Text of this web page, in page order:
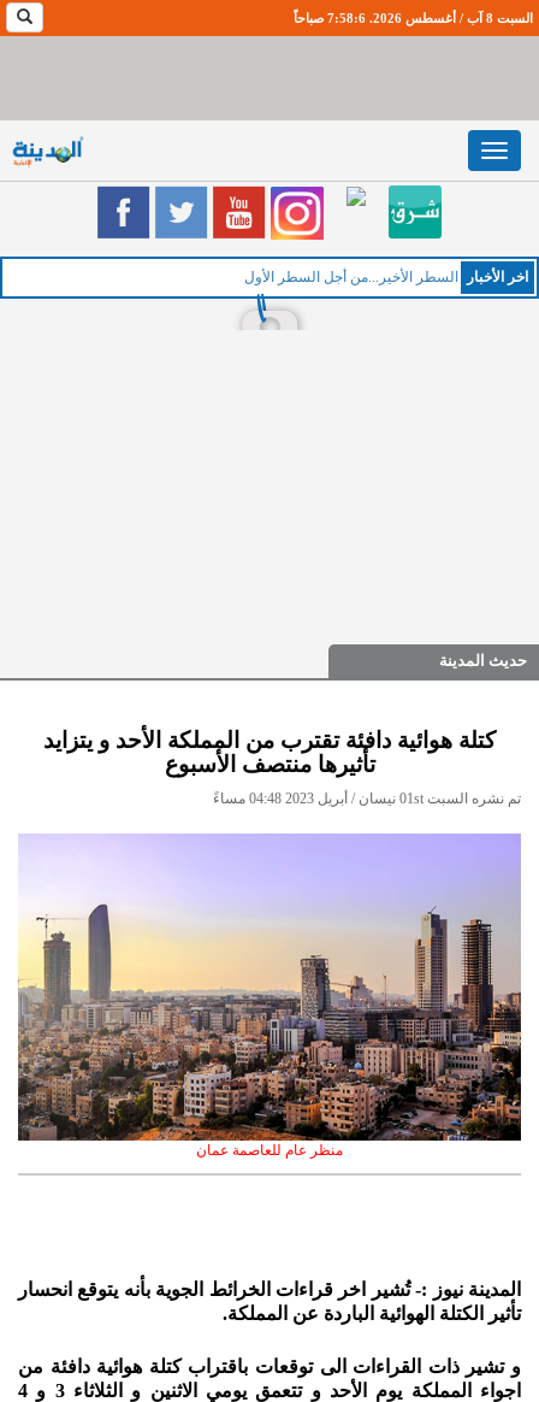
السبت 8 آب / أغسطس 2026. 7:58:7 صباحاً
Toggle
navigation
اخر اﻷخبار ال
حديث المدينة
كتلة هوائية دافئة تقترب من المملكة الأحد و يتزايد
تأثيرها منتصف الأسبوع
تم نشره السبت 01st نيسان / أبريل 2023 04:48 مساءً
منظر عام للعاصمة عمان
المدينة نيوز :- تُشير اخر قراءات الخرائط الجوية بأنه يتوقع انحسار
تأثير الكتلة الهوائية الباردة عن المملكة.
و تشير ذات القراءات الى توقعات باقتراب كتلة هوائية دافئة من
اجواء المملكة يوم الأحد و تتعمق يومي الاثنين و الثلاثاء 3 و 4